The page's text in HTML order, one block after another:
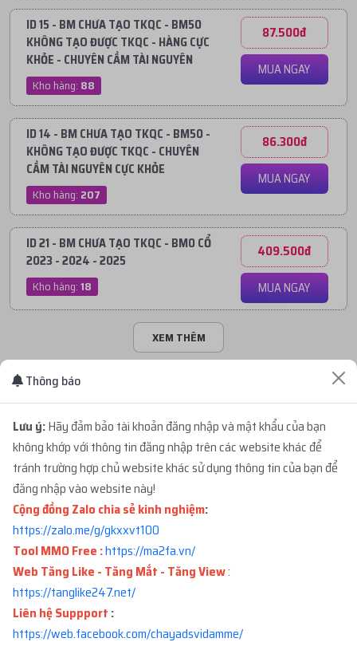
ID 15 - BM CHƯA TẠO TKQC - BM50
KHÔNG TẠO ĐƯỢC TKQC - HÀNG CỰC
KHỎE - CHUYÊN CẦM TÀI NGUYÊN
Kho hàng: 88
87.500đ
MUA NGAY
ID 14 - BM CHƯA TẠO TKQC - BM50 -
KHÔNG TẠO ĐƯỢC TKQC - CHUYÊN
CẦM TÀI NGUYÊN CỰC KHỎE
Kho hàng: 207
86.300đ
MUA NGAY
ID 21 - BM CHƯA TẠO TKQC - BM0 CỔ
2023 - 2024 - 2025
Kho hàng:18
409.500đ
MUA NGAY
XEM THÊM
BM CHƯA TẠO TKQC - TUT 2
ID 22 - BM CHƯA TẠO TKQC - BM3
NEW TRỐNG 3 - NGÂM TRÊN 3 NGÀY -
REG TỪ FB - LẤY CODE TẠI
365GMAIL.COM
Kho hàng:891
195.000đ
ID 68 - BM CHƯA TẠO TKQC - BM3
KHÔNG TẠO ĐƯỢC TKQC - CHỈ ĐỂ CẦM
TÀI NGUYÊN - SẴN 3 LINK BACKUP
Thông báo
Lưu ý:Hãy đảm bảo tài khoản đăng nhập và mật khẩu của bạn
không khớp với thông tin đăng nhập trên các website khác để
tránh trường hợp chủ website khác sử dụng thông tin của bạn để
đăng nhập vào website này!
Cộng đồng Zalo chia sẻ kinh nghiệm:
https://zalo.me/g/gkxxvt100
Tool MMO Free :https://ma2fa.vn/
Web Tăng Like - Tăng Mắt - Tăng View:
https://tanglike247.net/
Liên hệ Suppport :
https://web.facebook.com/chayadsvidamme/